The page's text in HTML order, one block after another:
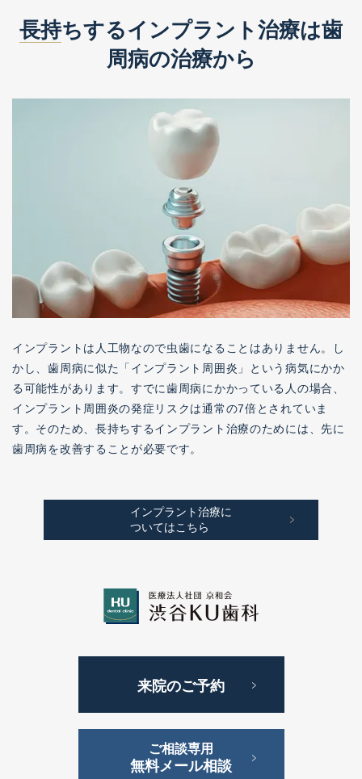
長持ちするインプラント治療は歯
周病の治療から
インプラントは人工物なので虫歯になることはありません。し
かし、歯周病に似た「インプラント周囲炎」という病気にかか
る可能性があります。すでに歯周病にかかっている人の場合、
インプラント周囲炎の発症リスクは通常の7倍とされていま
す。そのため、長持ちするインプラント治療のためには、先に
歯周病を改善することが必要です。
インプラント治療に
ついてはこちら
来院のご予約
ご相談専用
無料メール相談